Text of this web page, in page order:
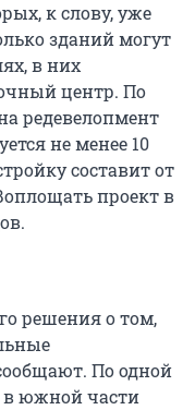
к слову, уже
зданий могут
в них
центр. По
редевелопмент
не менее 10
составит от
проект в
решения о том,
По одной
в южной части